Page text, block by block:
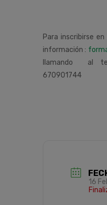
Para inscribirse
información :
llamando al
670901744
16